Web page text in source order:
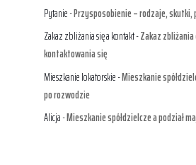
Pytanie-Przysposobienie – rodzaje, skutki,
Zakaz zbliżania się a kontakt-Zakaz
kontaktowania się
Mieszkanie lokatorskie-Mieszkanie
po rozwodzie
Alicja-Mieszkanie spółdzielcze a podział